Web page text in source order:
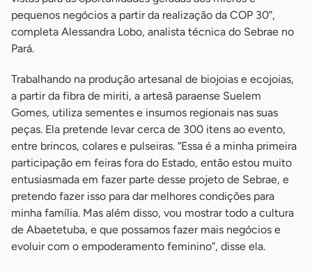
pequenos negócios a partir da realização da COP 30”,
completa Alessandra Lobo, analista técnica do Sebrae no
Pará.
Trabalhando na produção artesanal de biojoias e ecojoias,
a partir da fibra de miriti, a artesã paraense Suelem
Gomes, utiliza sementes e insumos regionais nas suas
peças. Ela pretende levar cerca de 300 itens ao evento,
entre brincos, colares e pulseiras. “Essa é a minha primeira
participação em feiras fora do Estado, então estou muito
entusiasmada em fazer parte desse projeto de Sebrae, e
pretendo fazer isso para dar melhores condições para
minha família. Mas além disso, vou mostrar todo a cultura
de Abaetetuba, e que possamos fazer mais negócios e
evoluir com o empoderamento feminino”, disse ela.